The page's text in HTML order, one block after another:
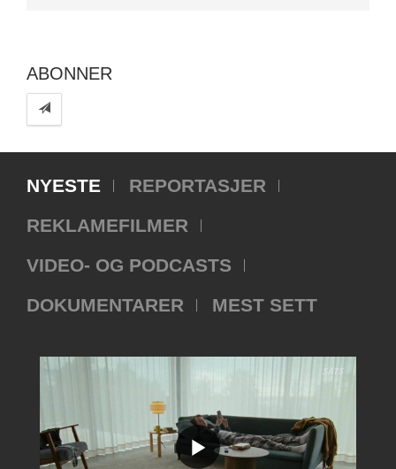
ABONNER
NYESTE
REPORTASJER
REKLAMEFILMER
VIDEO- OG PODCASTS
DOKUMENTARER
MEST SETT